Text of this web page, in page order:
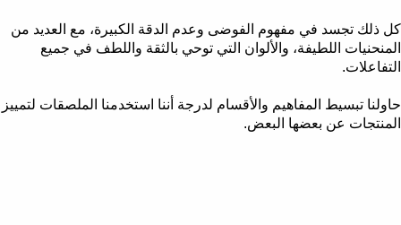
كل ذلك تجسد في مفهوم الفوضى وعدم الدقة الكبيرة، مع العديد من
المنحنيات اللطيفة، والألوان التي توحي بالثقة واللطف في جميع
التفاعلات.
حاولنا تبسيط المفاهيم والأقسام لدرجة أننا استخدمنا الملصقات لتمييز
المنتجات عن بعضها البعض.